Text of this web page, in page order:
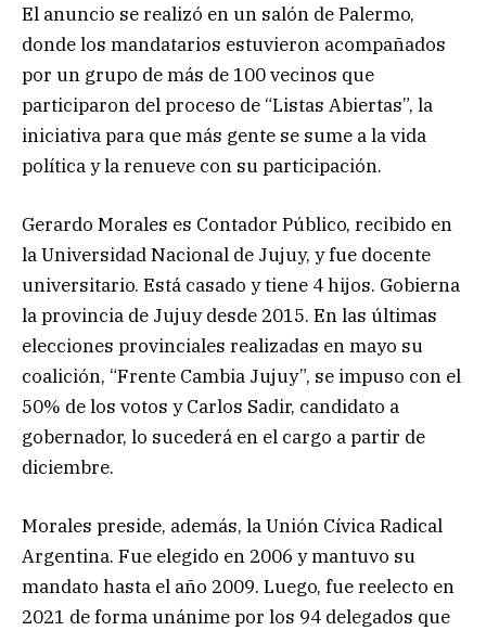
El anuncio se realizó en un salón de Palermo,
donde los mandatarios estuvieron acompañados
por un grupo de más de 100 vecinos que
participaron del proceso de “Listas Abiertas”, la
iniciativa para que más gente se sume a la vida
política y la renueve con su participación.
Gerardo Morales es Contador Público, recibido en
la Universidad Nacional de Jujuy, y fue docente
universitario. Está casado y tiene 4 hijos. Gobierna
la provincia de Jujuy desde 2015. En las últimas
elecciones provinciales realizadas en mayo su
coalición, “Frente Cambia Jujuy”, se impuso con el
50% de los votos y Carlos Sadir, candidato a
gobernador, lo sucederá en el cargo a partir de
diciembre.
Morales preside, además, la Unión Cívica Radical
Argentina. Fue elegido en 2006 y mantuvo su
mandato hasta el año 2009. Luego, fue reelecto en
2021 de forma unánime por los 94 delegados que